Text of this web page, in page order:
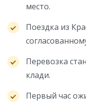
место.
Поездка из
Перевозка
клади.
Первый час